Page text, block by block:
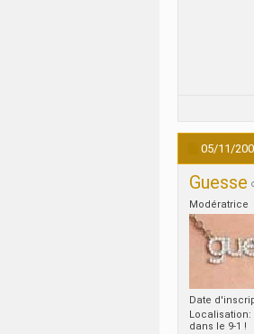
05/11/
Guesse
Modératrice
Date
Localisation
dans le 9-1 !